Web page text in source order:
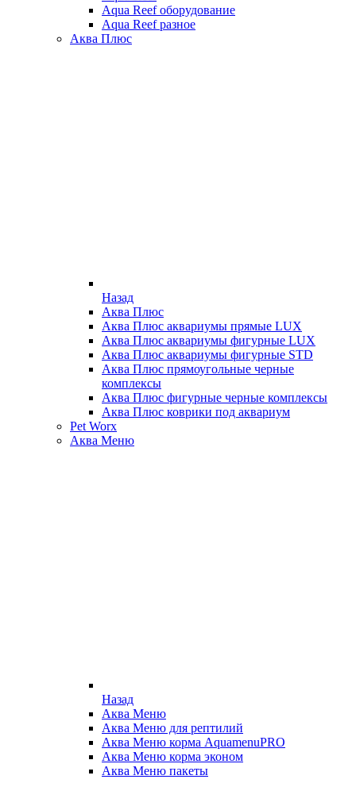
Aqua Reef оборудование
Aqua Reef разное
Аква Плюс
Назад
Аква Плюс
Аква Плюс аквариумы прямые LUX
Аква Плюс аквариумы фигурные LUX
Аква Плюс аквариумы фигурные STD
Аква Плюс прямоугольные черные
комплексы
Аква Плюс фигурные черные комплексы
Аква Плюс коврики под аквариум
Pet Worx
Аква Меню
Назад
Аква Меню
Аква Меню для рептилий
Аква Меню корма AquamenuPRO
Аква Меню корма эконом
Аква Меню пакеты